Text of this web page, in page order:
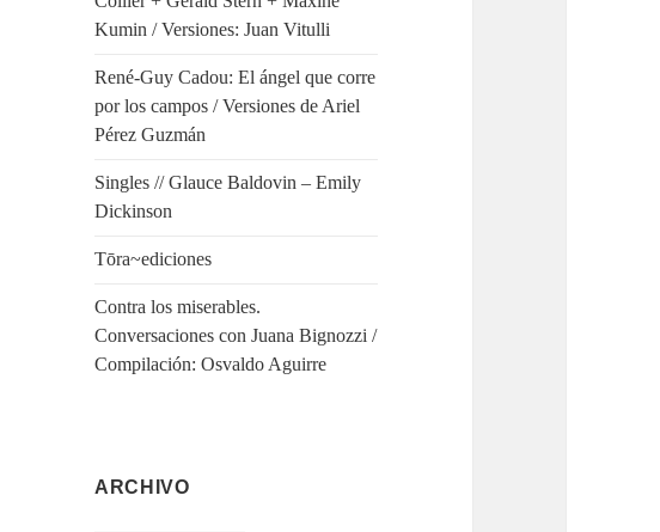
Kumin / Versiones: Juan Vitulli
René-Guy Cadou: El ángel que corre
por los campos / Versiones de Ariel
Pérez Guzmán
Singles // Glauce Baldovin – Emily
Dickinson
Tōra~ediciones
Contra los miserables.
Conversaciones con Juana Bignozzi /
Compilación: Osvaldo Aguirre
ARCHIVO